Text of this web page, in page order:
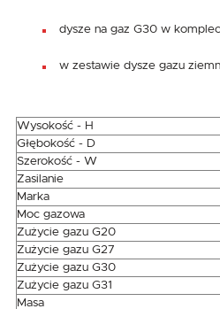
dysze na gaz G30 w
w zestawie dysze gazu
Wysokość - H
Głębokość - D
Szerokość - W
Zasilanie
Marka
Moc gazowa
Zużycie gazu G20
Zużycie gazu G27
Zużycie gazu G30
Zużycie gazu G31
Masa